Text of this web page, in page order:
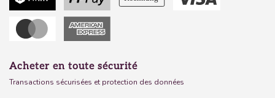
Acheter en toute sécurité
Transactions sécurisées et protection des données